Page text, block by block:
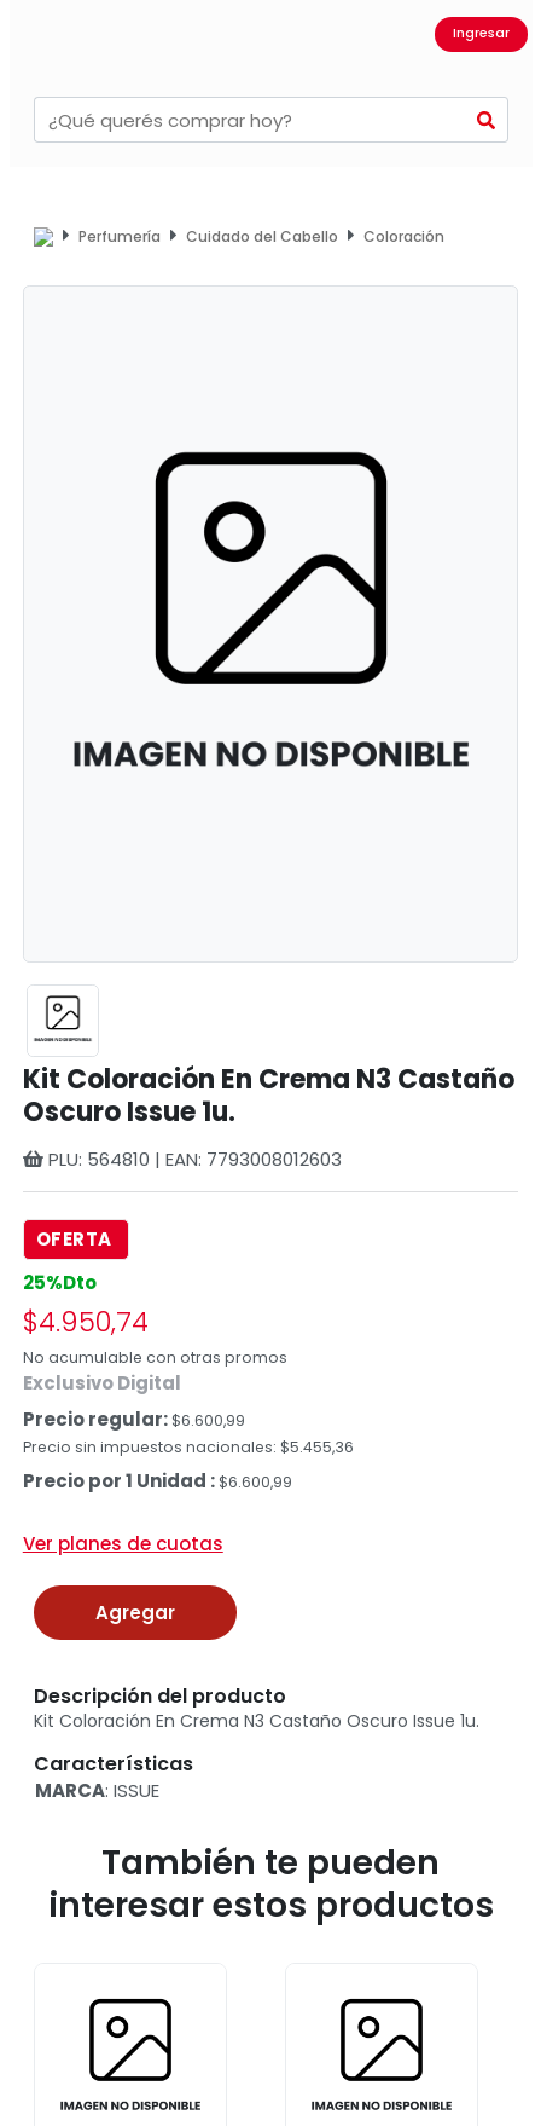
Ingresar
Perfumería Cuidado del Cabello Coloración
Kit Coloración En Crema N3 Castaño
Oscuro Issue 1u.
PLU: 564810 | EAN: 7793008012603
OFERTA
25%Dto
$4.950,74
No acumulable con otras promos
Exclusivo Digital
Precio regular:$6.600,99
Precio sin impuestos nacionales: $5.455,36
Precio por 1 Unidad : $6.600,99
Ver planes de cuotas
Agregar
Descripción del producto
Kit Coloración En Crema N3 Castaño Oscuro Issue 1u.
Características
MARCA: ISSUE
También te pueden
interesar estos productos